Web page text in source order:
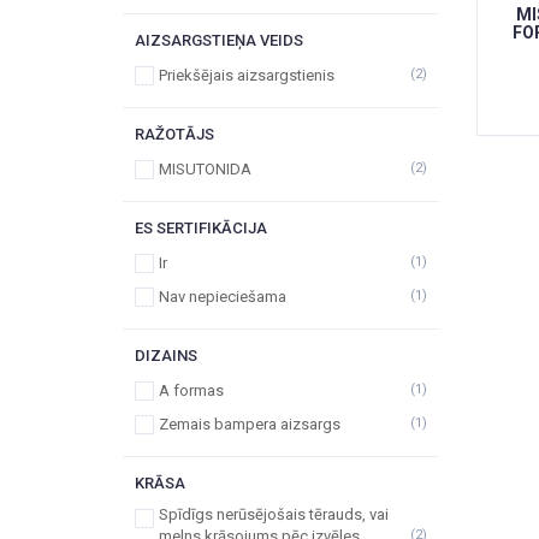
AIZSARGSTIEŅA VEIDS
Priekšējais aizsargstienis
(2)
RAŽOTĀJS
MISUTONIDA
(2)
ES SERTIFIKĀCIJA
Ir
(1)
Nav nepieciešama (1)
DIZAINS
A formas
(1)
Zemais bampera aizsargs (1)
KRĀSA
Spīdīgs nerūsējošais tērauds, vai
(2)